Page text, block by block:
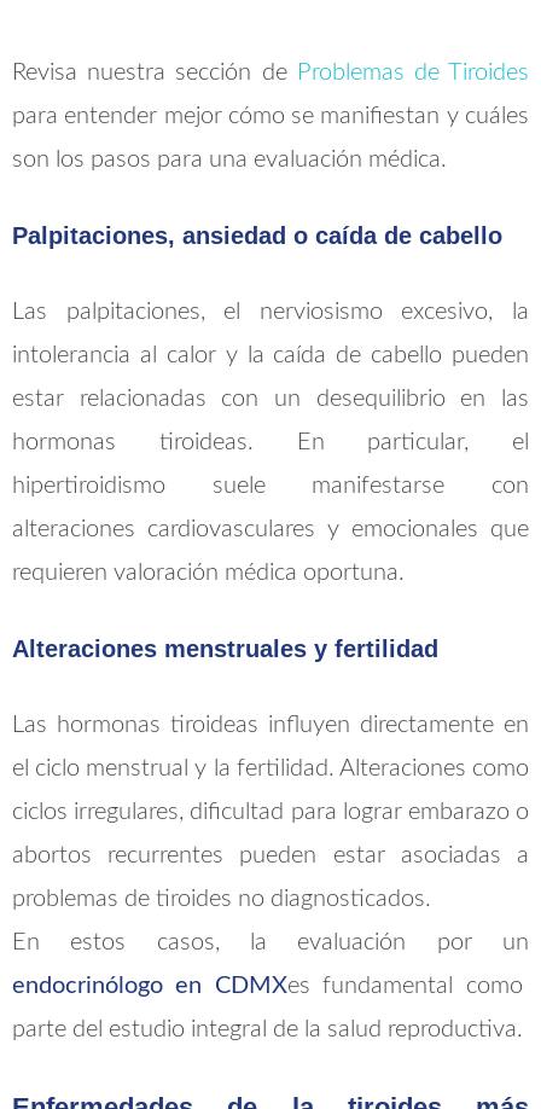
Revisa nuestra sección de Problemas de Tiroides
para entender mejor cómo se manifiestan y cuáles
son los pasos para una evaluación médica.
Palpitaciones, ansiedad o caída de cabello
Las palpitaciones, el nerviosismo excesivo, la
intolerancia al calor y la caída de cabello pueden
estar relacionadas con un desequilibrio en las
hormonas tiroideas. En particular, el
hipertiroidismo suele manifestarse con
alteraciones cardiovasculares y emocionales que
requieren valoración médica oportuna.
Alteraciones menstruales y fertilidad
Las hormonas tiroideas influyen directamente en
el ciclo menstrual y la fertilidad. Alteraciones como
ciclos irregulares, dificultad para lograr embarazo o
abortos recurrentes pueden estar asociadas a
problemas de tiroides no diagnosticados.
En estos casos, la evaluación por un
endocrinólogo en CDMXes fundamental como
parte del estudio integral de la salud reproductiva.